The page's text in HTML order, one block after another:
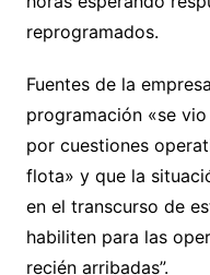
reprogramados.
Fuentes de la
programación «se
por cuestiones
flota» y que la
en el transcurso de
habiliten para las
recién arribadas”.